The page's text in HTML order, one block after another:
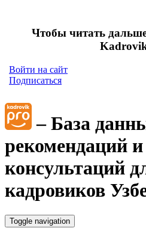
Чтобы читать
Войти на сайт
Подписаться
– База
рекомендаций и
консультаций
кадровиков
Toggle navigation